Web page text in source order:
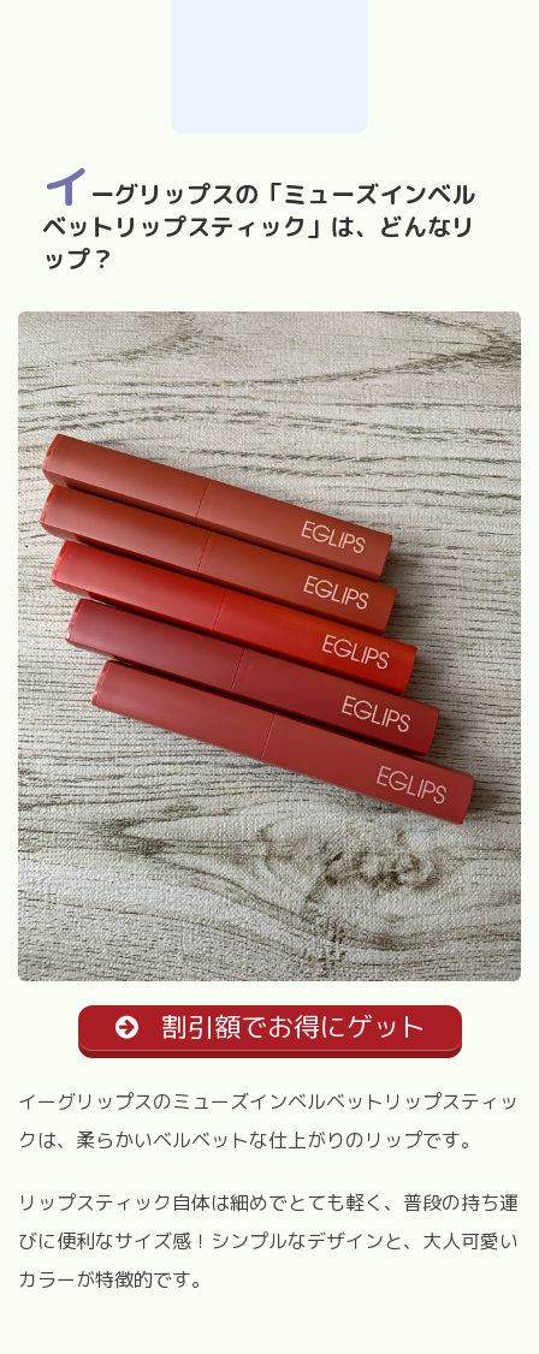
イ ーグリップスの「ミューズインベル
ベットリップスティック」は、どんなリ
ップ？
割引額でお得にゲット
イーグリップスのミューズインベルベットリップスティッ
クは、柔らかいベルベットな仕上がりのリップです。
リップスティック自体は細めでとても軽く、普段の持ち運
びに便利なサイズ感！シンプルなデザインと、大人可愛い
カラーが特徴的です。